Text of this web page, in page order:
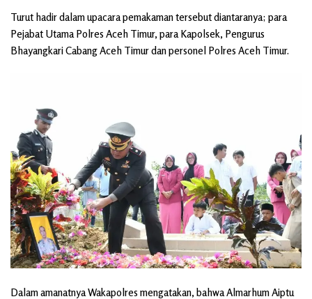
Turut hadir dalam upacara pemakaman tersebut diantaranya; para
Pejabat Utama Polres Aceh Timur, para Kapolsek, Pengurus
Bhayangkari Cabang Aceh Timur dan personel Polres Aceh Timur.
Dalam amanatnya Wakapolres mengatakan, bahwa Almarhum Aiptu